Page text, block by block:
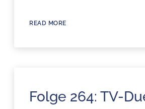
READ MORE
Folge 264: TV-